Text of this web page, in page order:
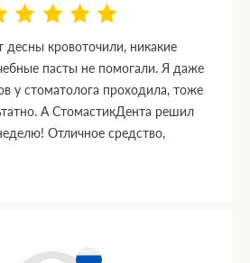
десны кровоточили, никакие
пасты не помогали. Я даже
у стоматолога проходила, тоже
А СтомастикДента решил
Отличное средство,